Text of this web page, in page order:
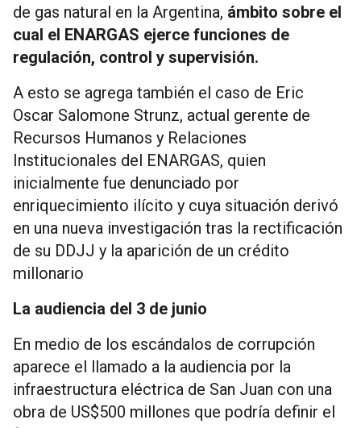
de gas natural en la Argentina, ámbito sobre el
cual el ENARGAS ejerce funciones de
regulación, control y supervisión.
A esto se agrega también el caso de Eric
Oscar Salomone Strunz, actual gerente de
Recursos Humanos y Relaciones
Institucionales del ENARGAS, quien
inicialmente fue denunciado por
enriquecimiento ilícito y cuya situación derivó
en una nueva investigación tras la rectificación
de su DDJJ y la aparición de un crédito
millonario
La audiencia del 3 de junio
En medio de los escándalos de corrupción
aparece el llamado a la audiencia por la
infraestructura eléctrica de San Juan con una
obra de US$500 millones que podría definir el